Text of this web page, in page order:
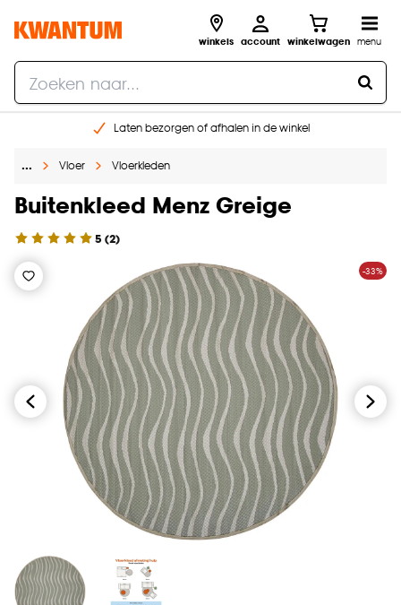
winkels account winkelwagen menu
Laten bezorgen of afhalen in de winkel
Gratis raam advies en inmeten aan huis
… Vloer Vloerkleden
Buitenkleed Menz Greige
5 (2)
-33%